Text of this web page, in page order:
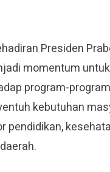
Presiden
momentum
program-
kebutuhan
pendidikan,